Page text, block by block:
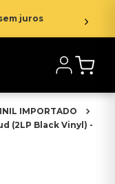
juros
IMPORTADO
(2LP Black Vinyl) -